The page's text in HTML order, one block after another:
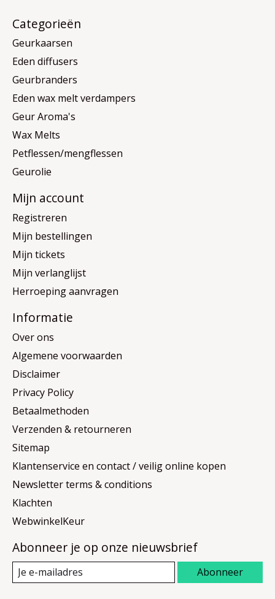
Categorieën
Geurkaarsen
Eden diffusers
Geurbranders
Eden wax melt verdampers
Geur Aroma's
Wax Melts
Petflessen/mengflessen
Geurolie
Mijn account
Registreren
Mijn bestellingen
Mijn tickets
Mijn verlanglijst
Herroeping aanvragen
Informatie
Over ons
Algemene voorwaarden
Disclaimer
Privacy Policy
Betaalmethoden
Verzenden & retourneren
Sitemap
Klantenservice en contact / veilig online kopen
Newsletter terms & conditions
Klachten
WebwinkelKeur
Abonneer je op onze nieuwsbrief
Abonneer